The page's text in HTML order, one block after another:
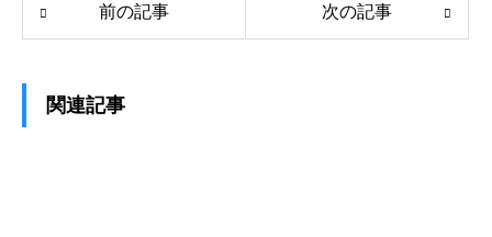
前の記事 次の記事
関連記事